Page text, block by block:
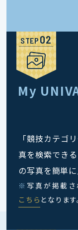
STEP
My
「競技カテゴ
真を検索でき
の写真を簡単
※ 写真が掲載さ
こちら となります